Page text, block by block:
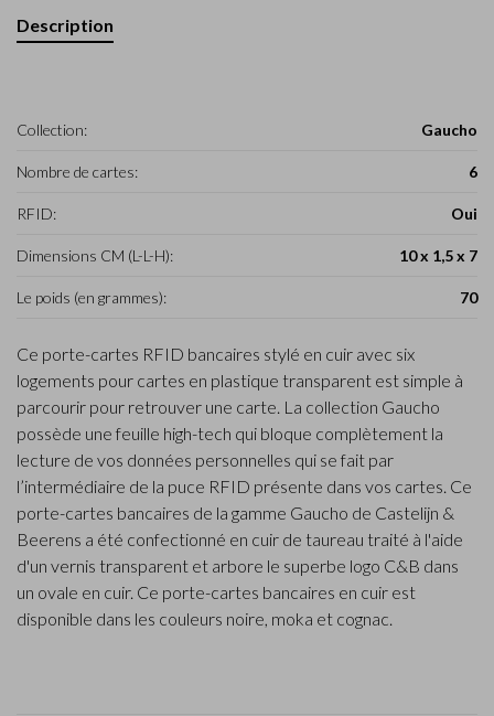
Description
Collection: Gaucho
Nombre de cartes: 6
RFID: Oui
Dimensions CM (L-L-H): 10 x 1,5 x 7
Le poids (en grammes): 70
Ce porte-cartes RFID bancaires stylé en cuir avec six
logements pour cartes en plastique transparent est simple à
parcourir pour retrouver une carte. La collection Gaucho
possède une feuille high-tech qui bloque complètement la
lecture de vos données personnelles qui se fait par
l’intermédiaire de la puce RFID présente dans vos cartes. Ce
porte-cartes bancaires de la gamme Gaucho de Castelijn &
Beerens a été confectionné en cuir de taureau traité à l'aide
d'un vernis transparent et arbore le superbe logo C&B dans
un ovale en cuir. Ce porte-cartes bancaires en cuir est
disponible dans les couleurs noire, moka et cognac.